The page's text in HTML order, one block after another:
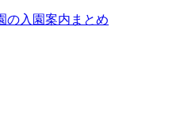
の入園案内まとめ